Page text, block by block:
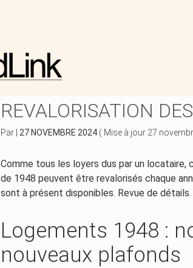
REVALORISATION
Par |27 NOVEMBRE 2024 ( Mise à jour 27
Comme tous les loyers dus par un
de 1948 peuvent être revalorisés chaque
sont à présent disponibles. Revue de détails.
Logements 1948 :
nouveaux plafonds